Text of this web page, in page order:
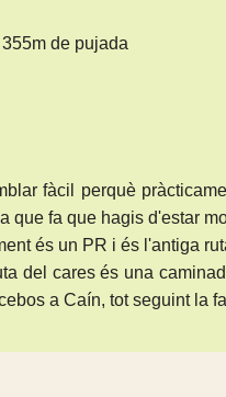
de pujada
fàcil perquè
que fa que hagis d'estar
és un PR i és l'antiga
del cares és una
a Caín, tot seguint la